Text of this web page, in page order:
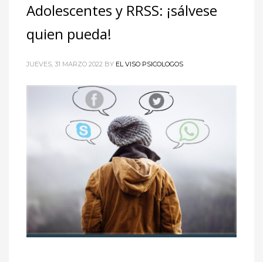
Adolescentes y RRSS: ¡sálvese
quien pueda!
JUEVES, 31 MARZO 2022 BY EL VISO PSICOLOGOS